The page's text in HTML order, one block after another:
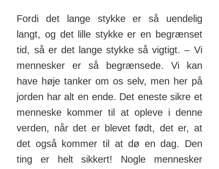
Fordi det lange stykke er så uen­delig
langt, og det lille stykke er en be­grænset
tid, så er det lange stykke så vigtigt. – Vi
men­nesker er så be­grænsede. Vi kan
have høje tanker om os selv, men her på
jorden har alt en ende. Det eneste sikre et
menneske kommer til at opleve i denne
verden, når det er blevet født, det er, at
det også kommer til at dø en dag. Den
ting er helt sikkert! Nogle mennesker